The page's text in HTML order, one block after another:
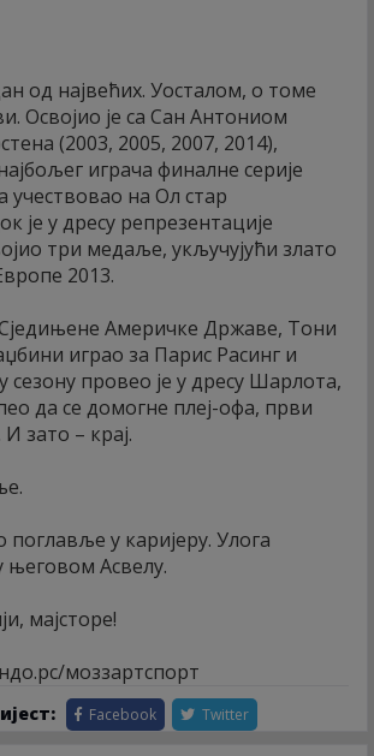
од највећих. Уосталом, о томе
Освојио је са Сан Антониом
(2003, 2005, 2007, 2014),
играча финалне серије
учествовао на Ол стар
је у дресу репрезентације
три медаље, укључујући злато
2013.
Америчке Државе, Тони
играо за Парис Расинг и
сезону провео је у дресу Шарлота,
да се домогне плеј-офа, први
зато – крај.
у каријеру. Улога
његовом Асвелу.
мајсторе!
моззартспорт
Facebook Twitter